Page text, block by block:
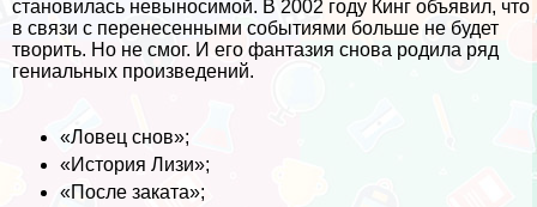
становилась невыносимой. В 2002 году Кинг объявил, что
в связи с перенесенными событиями больше не будет
творить. Но не смог. И его фантазия снова родила ряд
гениальных произведений.
«Ловец снов»;
«История Лизи»;
«После заката»;